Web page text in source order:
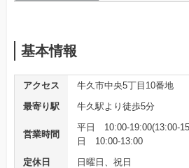
基本情報
アクセス
牛久市中央5丁目10番地
最寄り駅
牛久駅より徒歩5分
営業時間
平日 10:00-19:00(13:00-
日 10:00-13:00
定休日
日曜日、祝日